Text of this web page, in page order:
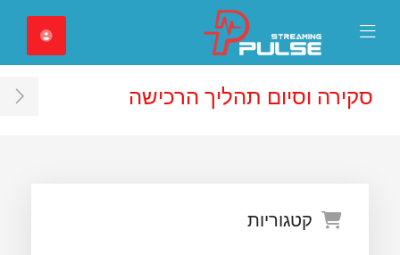
Mobile Menu
Close Mobile
סקירה וסיום תהליך הרכישה
קטגוריות